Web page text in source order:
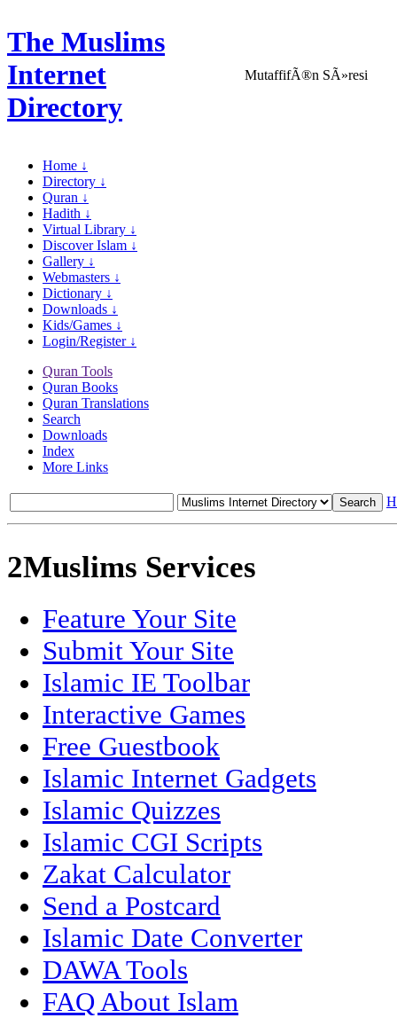
The Muslims
Internet
Directory
MutaffifÃ®n SÃ»resi
Home ↓
Directory ↓
Quran ↓
Hadith ↓
Virtual Library ↓
Discover Islam ↓
Gallery ↓
Webmasters ↓
Dictionary ↓
Downloads ↓
Kids/Games ↓
Login/Register ↓
Quran Tools
Quran Books
Quran Translations
Search
Downloads
Index
More Links
2Muslims Services
Feature Your Site
Submit Your Site
Islamic IE Toolbar
Interactive Games
Free Guestbook
Islamic Internet Gadgets
Islamic Quizzes
Islamic CGI Scripts
Zakat Calculator
Send a Postcard
Islamic Date Converter
DAWA Tools
FAQ About Islam